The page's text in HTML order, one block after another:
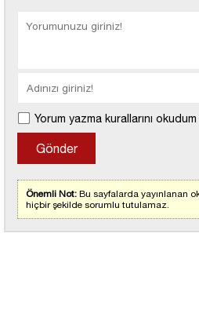
Yorum yazma kurallarını
Önemli Not: Bu sayfalarda yayınlanan
hiçbir şekilde sorumlu tutulamaz.